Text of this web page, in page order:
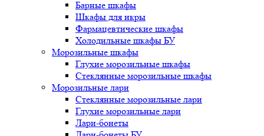
Барные шкафы
Шкафы для икры
Фармацевтические шкафы
Холодильные шкафы БУ
Морозильные шкафы
Глухие морозильные шкафы
Стеклянные морозильные шкафы
Морозильные лари
Стеклянные морозильные лари
Глухие морозильные лари
Лари-бонеты